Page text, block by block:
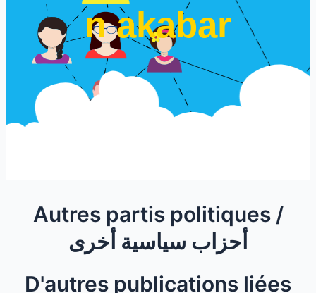
n akabar
Autres partis politiques /
أحزاب سياسية أخرى
D'autres publications liées